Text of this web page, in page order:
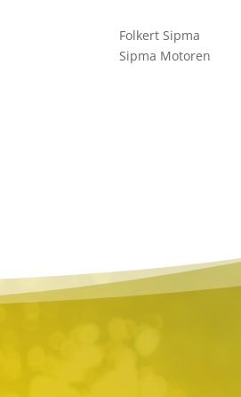
Folkert Sipma
Sipma Motoren